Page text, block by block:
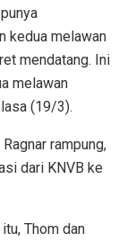
kedua melawan
mendatang. Ini
melawan
(19/3).
rampung,
dari KNVB ke
Thom dan